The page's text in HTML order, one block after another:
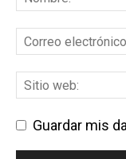
Guardar mis